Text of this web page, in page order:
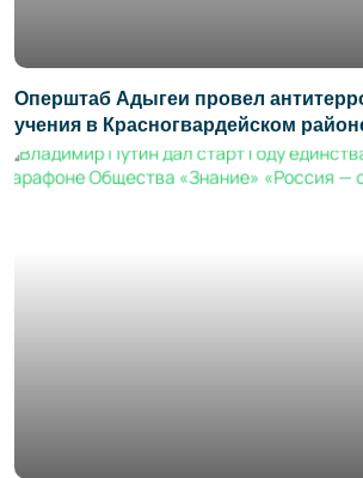
Оперштаб Адыгеи провел
учения в Красногвардейском